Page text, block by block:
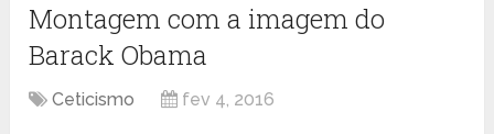
Montagem com a imagem do
Barack Obama
Ceticismo fev 4, 2016